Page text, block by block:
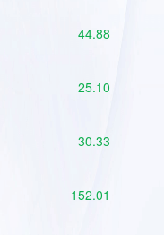
44.88
25.10
30.33
152.01